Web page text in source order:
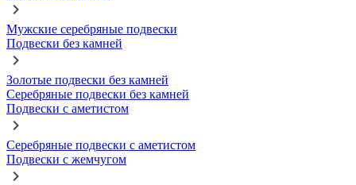
Мужские серебряные подвески
Подвески без камней
Золотые подвески без камней
Серебряные подвески без камней
Подвески с аметистом
Серебряные подвески с аметистом
Подвески с жемчугом